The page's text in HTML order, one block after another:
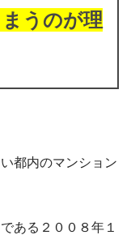
うのが理
都内のマンション
ある２００８年１